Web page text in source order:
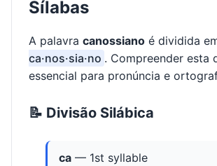
Sílabas
A palavra canossiano é dividida
ca·nos·sia·no . Compreender esta
essencial para pronúncia e
📝 Divisão Silábica
ca — 1st syllable